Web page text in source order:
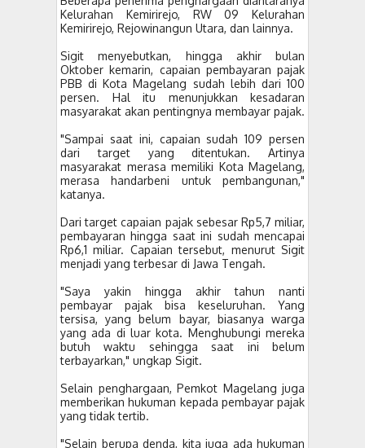
Kelurahan Kemirirejo, RW 09 Kelurahan
Kemirirejo, Rejowinangun Utara, dan lainnya.
Sigit menyebutkan, hingga akhir bulan
Oktober kemarin, capaian pembayaran pajak
PBB di Kota Magelang sudah lebih dari 100
persen. Hal itu menunjukkan kesadaran
masyarakat akan pentingnya membayar pajak.
"Sampai saat ini, capaian sudah 109 persen
dari target yang ditentukan. Artinya
masyarakat merasa memiliki Kota Magelang,
merasa handarbeni untuk pembangunan,"
katanya.
Dari target capaian pajak sebesar Rp5,7 miliar,
pembayaran hingga saat ini sudah mencapai
Rp6,1 miliar. Capaian tersebut, menurut Sigit
menjadi yang terbesar di Jawa Tengah.
"Saya yakin hingga akhir tahun nanti
pembayar pajak bisa keseluruhan. Yang
tersisa, yang belum bayar, biasanya warga
yang ada di luar kota. Menghubungi mereka
butuh waktu sehingga saat ini belum
terbayarkan," ungkap Sigit.
Selain penghargaan, Pemkot Magelang juga
memberikan hukuman kepada pembayar pajak
yang tidak tertib.
"Selain berupa denda, kita juga ada hukuman